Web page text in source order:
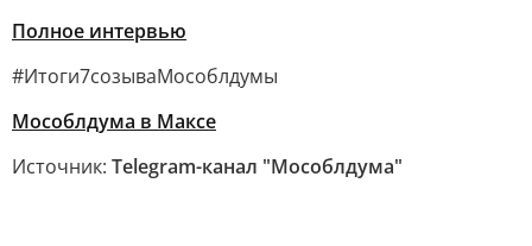
Полное интервью
#Итоги7созываМособлдумы
Мособлдума в Максе
Источник: Telegram-канал "Мособлдума"